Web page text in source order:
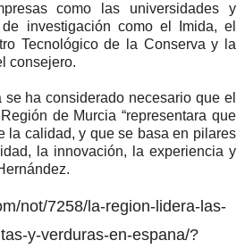
como las universidades y
investigación como el Imida, el
Tecnológico de la Conserva y la
consejero.
ha considerado necesario que el
de Murcia “representara que
la calidad, y que se basa en pilares
la innovación, la experiencia y
not/7258/la-region-lidera-las-
y-verduras-en-espana/?